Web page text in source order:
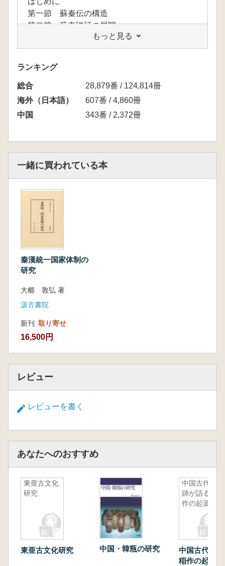
第一節 蘇秦伝の構造
第二節 蘇秦説話の展開
第三節 太史公と蘇秦伝
小結 展開する説話の統合と矛盾─反間と英雄
のはざまで
第二章 孟嘗君列伝の構造
はじめに
第一節 馮驩説話
第二節 靖郭君田嬰
はじめに
第三節 張儀像の変遷
小結 記録と伝説の結合─縦横家の衣をまとう
秦人
はじめに
第一節 『史記』における蘇代
第三節 蘇秦の代替者・蘇代
小結 人物像の分裂と転移─蘇氏兄弟の新参者
第一節 各篇の構造と編纂手法
第二節 『史記』編纂の特徴─戦国列伝を中心
に
第三節 太史公の戦国史認識
第四節 課題と展望
もっと見る
ランキング
総合
28,879番 / 124,814冊
海外（日本語）
607番 / 4,860冊
中国
343番 / 2,372冊
一緒に買われている本
秦漢統一国家体制の
研究
大櫛 敦弘 著
汲古書院
新刊 取り寄せ
16,500円
レビュー
レビューを書く
あなたへのおすすめ
東亜古文化
研究
東亜古文化研究 中国・韓瓶の研究
中国古代遺
跡が語る稲
作の起源
中国古代遺
稲作の起源